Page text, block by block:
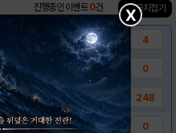
진행중인 이벤트0건 ▲ 공지접기
게시.. 4
티를.. 0
안내.. 248
0
X